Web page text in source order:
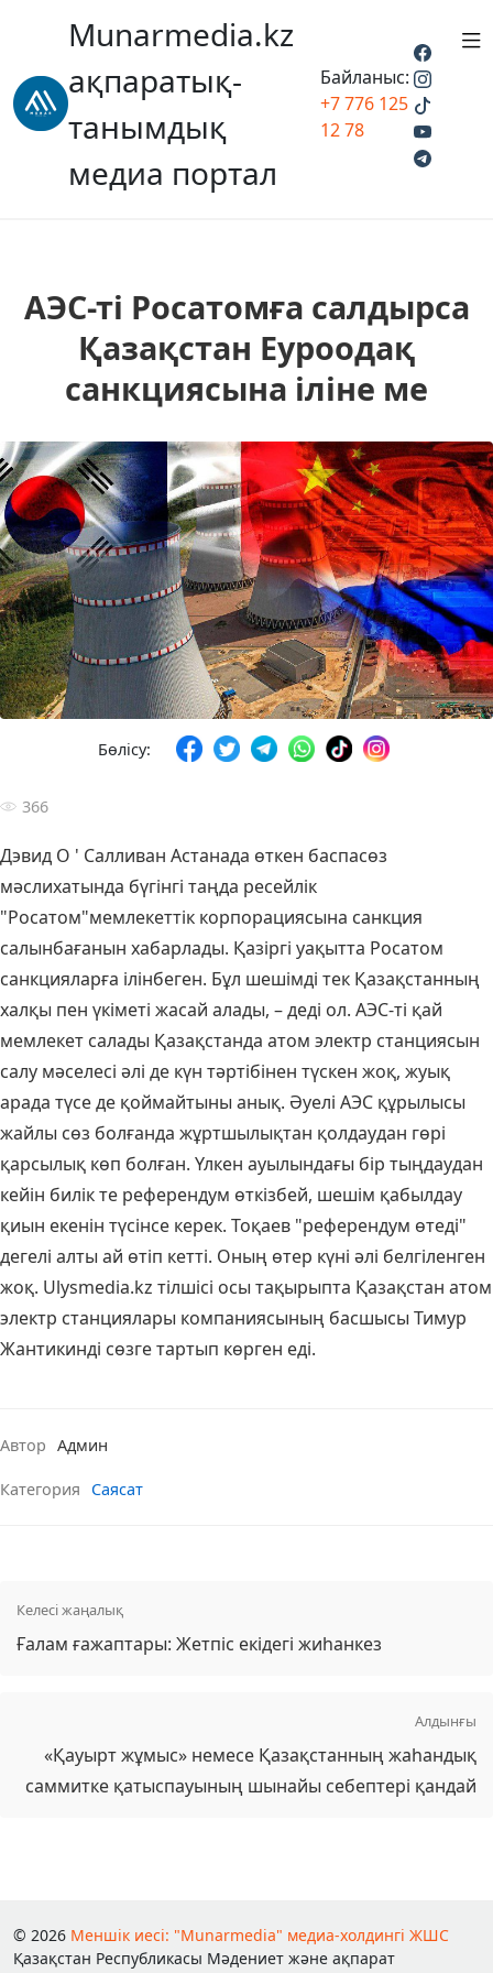
Munarmedia.kz
ақпаратық-
танымдық
медиа портал
Байланыс:
+7 776 125
12 78
АЭС-ті Росатомға салдырса
Қазақстан Еуроодақ
санкциясына іліне ме
Бөлісу:
366
Дэвид О ' Салливан Астанада өткен баспасөз
мәслихатында бүгінгі таңда ресейлік
"Росатом"мемлекеттік корпорациясына санкция
салынбағанын хабарлады. Қазіргі уақытта Росатом
санкцияларға ілінбеген. Бұл шешімді тек Қазақстанның
халқы пен үкіметі жасай алады, – деді ол. АЭС-ті қай
мемлекет салады Қазақстанда атом электр станциясын
салу мәселесі әлі де күн тәртібінен түскен жоқ, жуық
арада түсе де қоймайтыны анық. Әуелі АЭС құрылысы
жайлы сөз болғанда жұртшылықтан қолдаудан гөрі
қарсылық көп болған. Үлкен ауылындағы бір тыңдаудан
кейін билік те референдум өткізбей, шешім қабылдау
қиын екенін түсінсе керек. Тоқаев "референдум өтеді"
дегелі алты ай өтіп кетті. Оның өтер күні әлі белгіленген
жоқ. Ulysmedia.kz тілшісі осы тақырыпта Қазақстан атом
электр станциялары компаниясының басшысы Тимур
Жантикинді сөзге тартып көрген еді.
Автор Админ
Категория Саясат
Келесі жаңалық
Ғалам ғажаптары: Жетпіс екідегі жиһанкез
Алдынғы
«Қауырт жұмыс» немесе Қазақстанның жаһандық
саммитке қатыспауының шынайы себептері қандай
© 2026 Меншік иесі: "Munarmedia" медиа-холдингі ЖШС
Қазақстан Республикасы Мәдениет және ақпарат